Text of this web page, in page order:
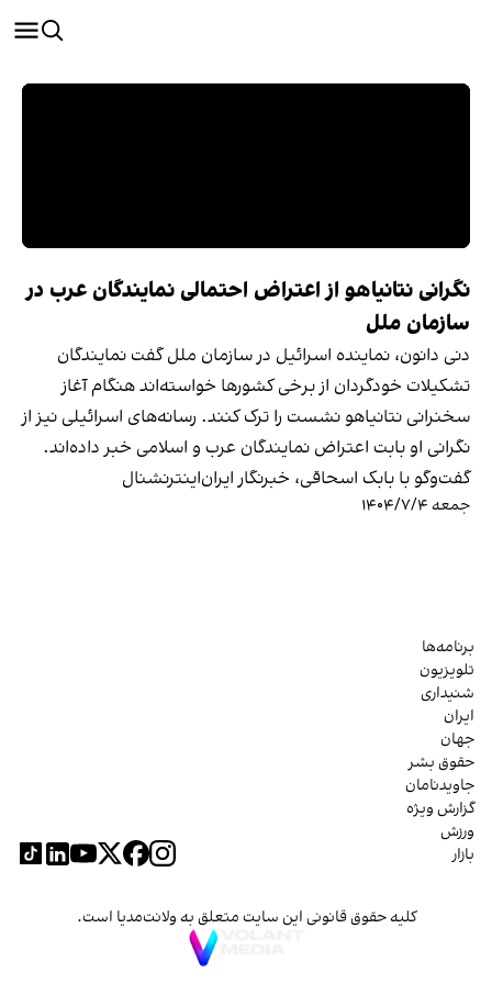
نگرانی نتانیاهو از اعتراض احتمالی نمایندگان عرب در
سازمان ملل
دنی دانون، نماینده اسرائیل در سازمان ملل گفت نمایندگان
تشکیلات خودگردان از برخی کشورها خواسته‌اند هنگام آغاز
سخنرانی نتانیاهو نشست را ترک کنند. رسانه‌های اسرائیلی نیز از
نگرانی او بابت اعتراض نمایندگان عرب و اسلامی خبر داده‌اند.
گفت‌‌وگو با بابک اسحاقی، خبرنگار ایران‌اینترنشنال
جمعه ۱۴۰۴/۷/۴
برنامه‌ها
تلویزیون
شنیداری
ایران
جهان
حقوق بشر
جاویدنامان
گزارش ویژه
ورزش
بازار
کلیه حقوق قانونی این سایت متعلق به ولانت‌مدیا است.